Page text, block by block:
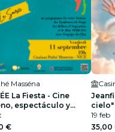
Masséna
La Fiesta - Cine
espectáculo y
Latina en Niza
€
cielo"
19 feb
35,00